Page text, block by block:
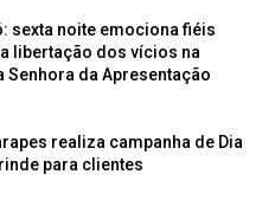
sexta noite emociona fiéis
libertação dos vícios na
Senhora da Apresentação
realiza campanha de Dia
para clientes